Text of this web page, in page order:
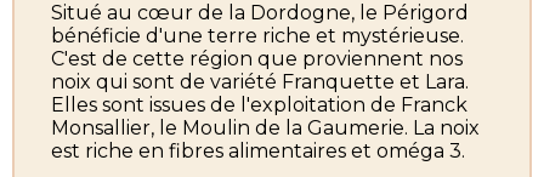
Situé au cœur de la Dordogne, le Périgord
bénéficie d'une terre riche et mystérieuse.
C'est de cette région que proviennent nos
noix qui sont de variété Franquette et Lara.
Elles sont issues de l'exploitation de Franck
Monsallier, le Moulin de la Gaumerie. La noix
est riche en fibres alimentaires et oméga 3.